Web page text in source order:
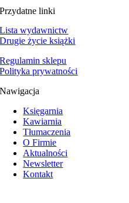
Przydatne linki
Lista wydawnictw
Drugie życie książki
Regulamin sklepu
Polityka prywatności
Nawigacja
Księgarnia
Kawiarnia
Tłumaczenia
O Firmie
Aktualności
Newsletter
Kontakt